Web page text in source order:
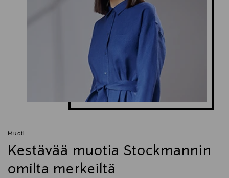
Muoti
Kestävää muotia Stockmannin
omilta merkeiltä